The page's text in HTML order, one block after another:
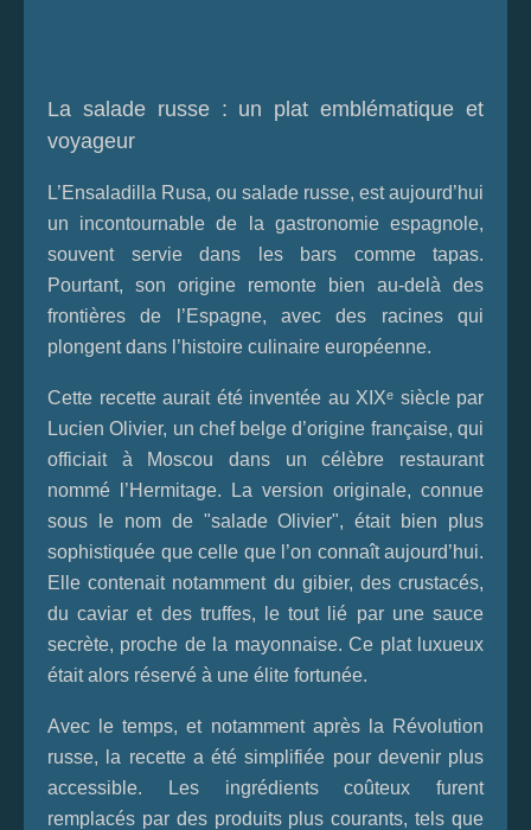
La salade russe : un plat emblématique et
voyageur
L’Ensaladilla Rusa, ou salade russe, est aujourd’hui
un incontournable de la gastronomie espagnole,
souvent servie dans les bars comme tapas.
Pourtant, son origine remonte bien au-delà des
frontières de l’Espagne, avec des racines qui
plongent dans l’histoire culinaire européenne.
Cette recette aurait été inventée au XIXᵉ siècle par
Lucien Olivier, un chef belge d’origine française, qui
officiait à Moscou dans un célèbre restaurant
nommé l’Hermitage. La version originale, connue
sous le nom de "salade Olivier", était bien plus
sophistiquée que celle que l’on connaît aujourd’hui.
Elle contenait notamment du gibier, des crustacés,
du caviar et des truffes, le tout lié par une sauce
secrète, proche de la mayonnaise. Ce plat luxueux
était alors réservé à une élite fortunée.
Avec le temps, et notamment après la Révolution
russe, la recette a été simplifiée pour devenir plus
accessible. Les ingrédients coûteux furent
remplacés par des produits plus courants, tels que